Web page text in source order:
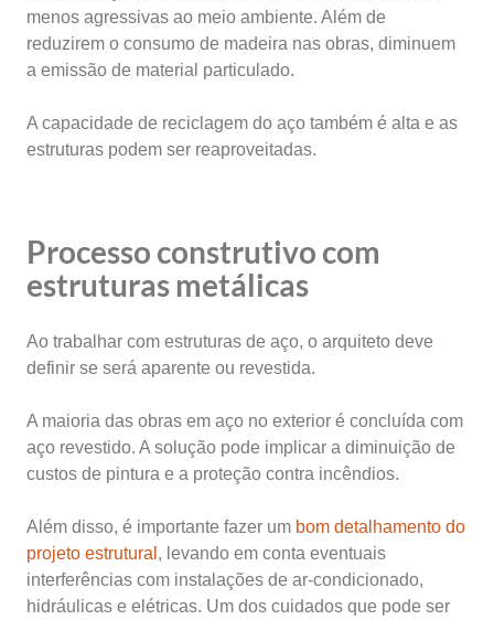
menos agressivas ao meio ambiente. Além de
reduzirem o consumo de madeira nas obras, diminuem
a emissão de material particulado.
A capacidade de reciclagem do aço também é alta e as
estruturas podem ser reaproveitadas.
Processo construtivo com
estruturas metálicas
Ao trabalhar com estruturas de aço, o arquiteto deve
definir se será aparente ou revestida.
A maioria das obras em aço no exterior é concluída com
aço revestido. A solução pode implicar a diminuição de
custos de pintura e a proteção contra incêndios.
Além disso, é importante fazer um bom detalhamento do
projeto estrutural , levando em conta eventuais
interferências com instalações de ar-condicionado,
hidráulicas e elétricas. Um dos cuidados que pode ser